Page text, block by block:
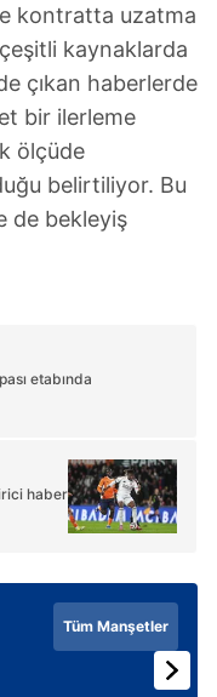
Kanunu uyarınca
ve sitemizde
çerezlerle ilgili bilgi
kontratta uzatma
kaynaklarda
çıkan haberlerde
bir ilerleme
ölçüde
belirtiliyor. Bu
de bekleyiş
etabında
haber
Tüm Manşetler